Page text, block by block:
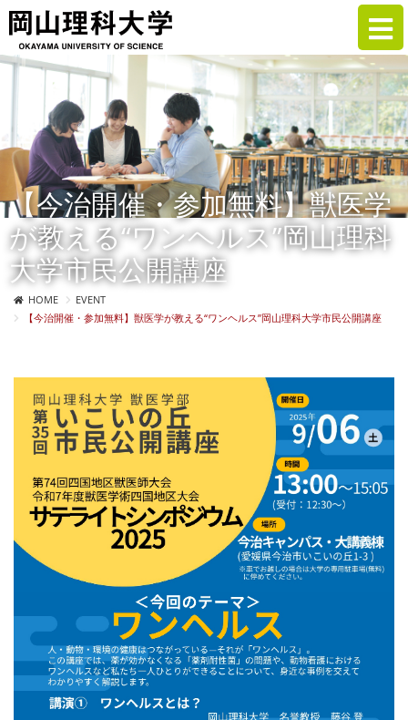
【今治開催・参加無料】獣医学
が教える“ワンヘルス”岡山理科
大学市民公開講座
HOME
EVENT
【今治開催・参加無料】獣医学が教える“ワンヘルス”岡山理科大学市民公開講座